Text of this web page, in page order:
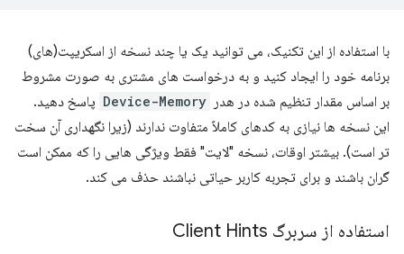
با استفاده از این تکنیک، می توانید یک یا چند نسخه از اسکریپت(های)
برنامه خود را ایجاد کنید و به درخواست های مشتری به صورت مشروط
بر اساس مقدار تنظیم شده در هدر Device-Memory پاسخ دهید.
این نسخه ها نیازی به کدهای کاملاً متفاوت ندارند (زیرا نگهداری آن سخت
تر است). بیشتر اوقات، نسخه "لایت" فقط ویژگی هایی را که ممکن است
گران باشند و برای تجربه کاربر حیاتی نباشند حذف می کند.
استفاده از سربرگ Client Hints